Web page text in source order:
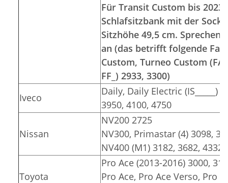
Für Transit Custom bis
Schlafsitzbank mit der
Sitzhöhe 49,5 cm. Sprechen
an (das betrifft folgende
Custom, Turneo Custom
FF_) 2933, 3300)
Iveco
Daily, Daily Electric (IS_____)
3950, 4100, 4750
Nissan
NV200 2725
NV300, Primastar (4) 3098,
NV400 (M1) 3182, 3682, 4332
Toyota
Pro Ace (2013-2016) 3000,
Pro Ace, Pro Ace Verso, Pro